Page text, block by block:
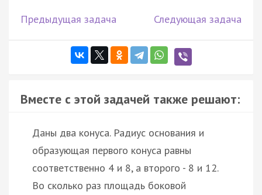
Предыдущая задача Следующая задача
Вместе с этой задачей также решают:
Даны два конуса. Радиус основания и
образующая первого конуса равны
соответственно 4 и 8, а второго - 8 и 12.
Во сколько раз площадь боковой